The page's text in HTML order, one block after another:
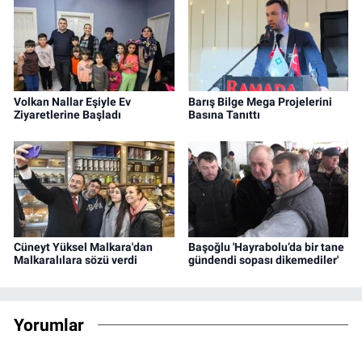
Volkan Nallar Eşiyle Ev
Ziyaretlerine Başladı
Barış Bilge Mega Projelerini
Basına Tanıttı
Cüneyt Yüksel Malkara'dan
Malkaralılara sözü verdi
Başoğlu 'Hayrabolu’da bir tane
gündendi sopası dikemediler'
Yorumlar